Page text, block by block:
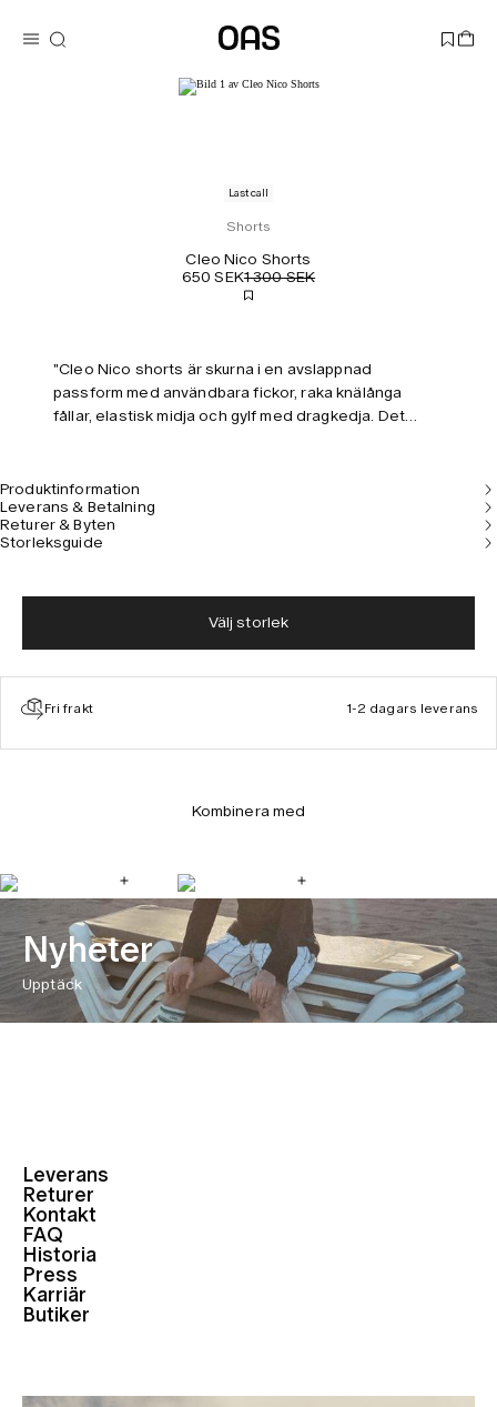
Last call
Shorts
Cleo Nico Shorts
650 SEK1 300 SEK
"Cleo Nico shorts är skurna i en avslappnad
passform med användbara fickor, raka knälånga
fållar, elastisk midja och gylf med dragkedja. Det
skissbok. Styla dem som ett set med den matchande
skjortan.
Produktinformation
Leverans & Betalning
Returer & Byten
Storleksguide
Välj storlek
Fri frakt 1-2 dagars leverans
Kombinera med
Nyheter
Upptäck
Leverans
Returer
Kontakt
FAQ
Historia
Press
Karriär
Butiker